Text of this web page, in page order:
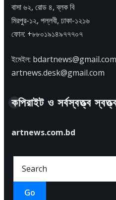
বাসা ৬২, রোড ৪, ব্লক বি
মিরপুর-১২, পল্লবী, ঢাকা-১২১৬
ফোন: +৮৮০১৯১৪৯৭৭৭০৭
ইমেইল: bdartnews@gmail.com
artnews.desk@gmail.com
কপিরাইট ও সর্বস্বত্ত্ব
artnews.com.bd
Go